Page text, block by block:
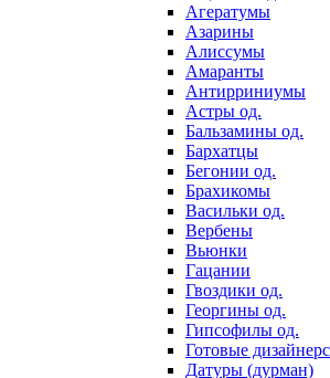
Агератумы
Азарины
Алиссумы
Амаранты
Антирриниумы
Астры од.
Бальзамины од.
Бархатцы
Бегонии од.
Брахикомы
Васильки од.
Вербены
Вьюнки
Гацании
Гвоздики од.
Георгины од.
Гипсофилы од.
Готовые
Датуры (дурман)